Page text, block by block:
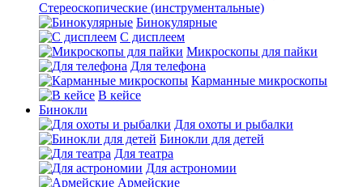
Стереоскопические (инструментальные)
Бинокулярные
С дисплеем
Микроскопы для пайки
Для телефона
Карманные микроскопы
В кейсе
Бинокли
Для охоты и рыбалки
Бинокли для детей
Для театра
Для астрономии
Армейские